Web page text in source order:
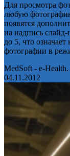
Для просмотра
любую
появятся
на надпись
до 5, что
фотографии в
MedSoft - e-
04.11.2012